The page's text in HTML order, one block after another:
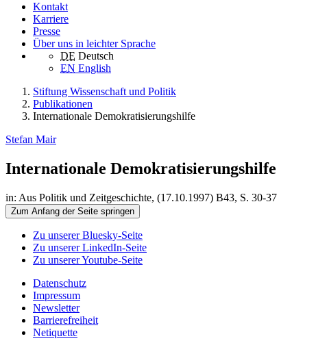
Kontakt
Karriere
Presse
Über uns in leichter Sprache
DE Deutsch
EN English
Stiftung Wissenschaft und Politik
Publikationen
Internationale Demokratisierungshilfe
Stefan Mair
Internationale Demokratisierungshilfe
in: Aus Politik und Zeitgeschichte, (17.10.1997) B43, S. 30-37
Zum Anfang der Seite springen
Zu unserer Bluesky-Seite
Zu unserer LinkedIn-Seite
Zu unserer Youtube-Seite
Datenschutz
Impressum
Newsletter
Barrierefreiheit
Netiquette